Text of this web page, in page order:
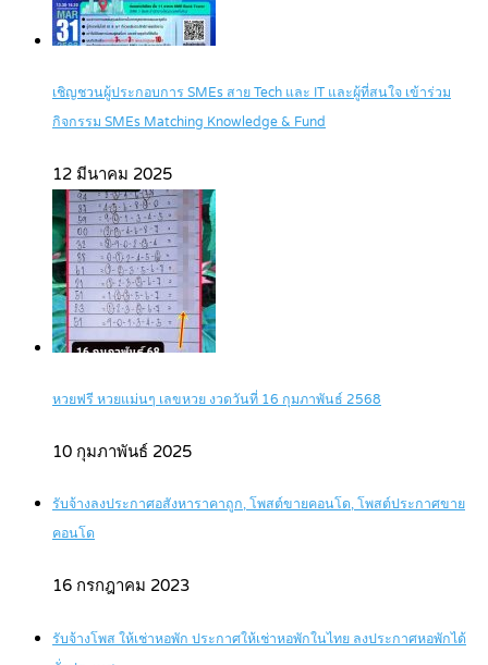
เชิญชวนผู้ประกอบการ SMEs สาย Tech และ IT และผู้ที่สนใจ เข้าร่วม
กิจกรรม SMEs Matching Knowledge & Fund
12 มีนาคม 2025
หวยฟรี หวยแม่นๆ เลขหวย งวดวันที่ 16 กุมภาพันธ์ 2568
10 กุมภาพันธ์ 2025
รับจ้างลงประกาศอสังหาราคาถูก, โพสต์ขายคอนโด, โพสต์ประกาศขาย
คอนโด
16 กรกฎาคม 2023
รับจ้างโพส ให้เช่าหอพัก ประกาศให้เช่าหอพักในไทย ลงประกาศหอพักได้